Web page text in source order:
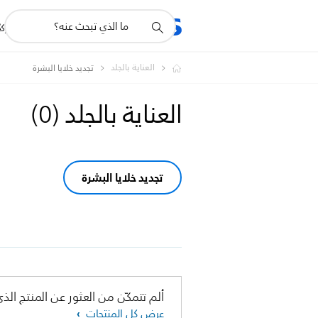
المنتجات
أيقونة
دعم
العناية بالجلد تجديد خلايا البشرة
العناية بالجلد(
0
)
تجديد خلايا البشرة
ألم تتمكّن من العثور عن المنتج
عرض كل المنتجات